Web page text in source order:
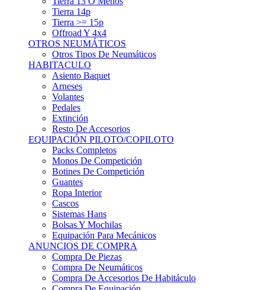
Tierra 14p
Tierra >= 15p
Offroad Y 4x4
OTROS NEUMÁTICOS
Otros Tipos De Neumáticos
HABITACULO
Asiento Baquet
Arneses
Volantes
Pedales
Extinción
Resto De Accesorios
EQUIPACIÓN PILOTO/COPILOTO
Packs Completos
Monos De Competición
Botines De Competición
Guantes
Ropa Interior
Cascos
Sistemas Hans
Bolsas Y Mochilas
Equipación Para Mecánicos
ANUNCIOS DE COMPRA
Compra De Piezas
Compra De Neumáticos
Compra De Accesorios De Habitáculo